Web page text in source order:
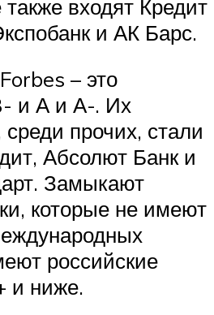
входят Кредит
и АК Барс.
– это
и А и А-. Их
прочих, стали
Абсолют Банк и
Замыкают
которые не имеют
российские
и ниже.